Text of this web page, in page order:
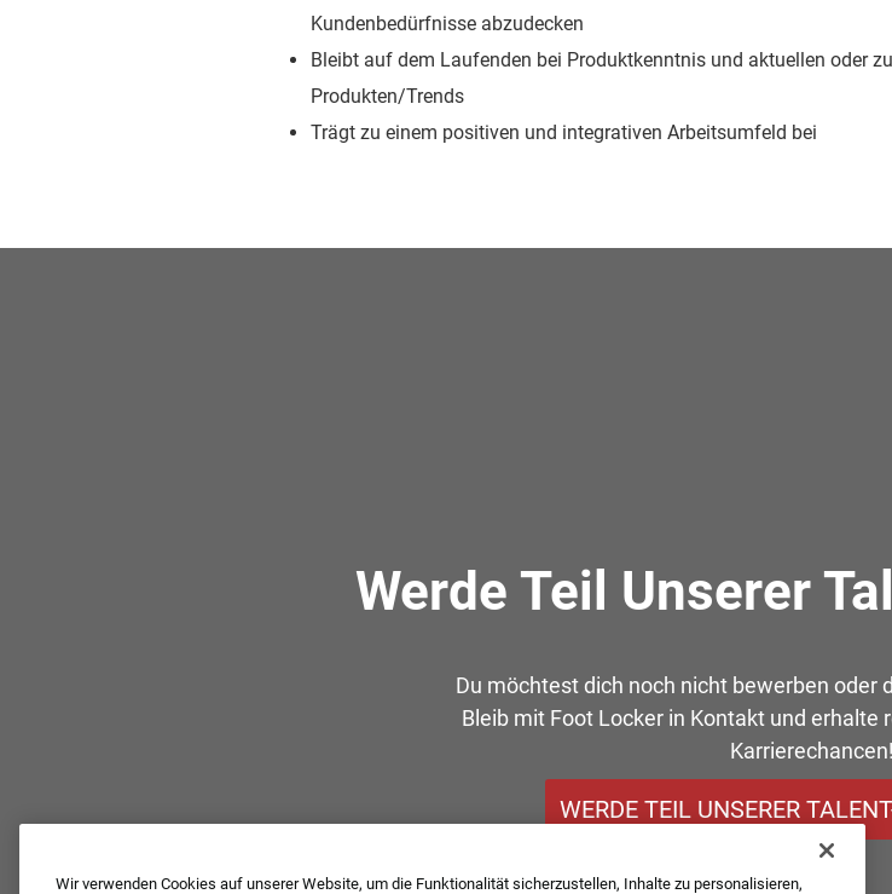
Kundenbedürfnisse abzudecken
Bleibt auf dem Laufenden bei Produktkenntnis und aktuellen oder
Produkten/Trends
Trägt zu einem positiven und integrativen Arbeitsumfeld bei
Werde Teil Unserer
Du möchtest dich noch nicht bewerben oder
Bleib mit Foot Locker in Kontakt und
Karrierechancen!
WERDE TEIL UNSERER
Wir verwenden Cookies auf unserer Website, um die Funktionalität sicherzustellen, Inhalte zu personalisieren,